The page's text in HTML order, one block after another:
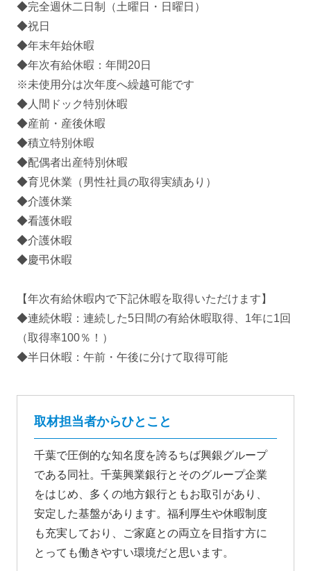
◆完全週休二日制（土曜日・日曜日）
◆祝日
◆年末年始休暇
◆年次有給休暇：年間20日
※未使用分は次年度へ繰越可能です
◆人間ドック特別休暇
◆産前・産後休暇
◆積立特別休暇
◆配偶者出産特別休暇
◆育児休業（男性社員の取得実績あり）
◆介護休業
◆看護休暇
◆介護休暇
◆慶弔休暇
【年次有給休暇内で下記休暇を取得いただけます】
◆連続休暇：連続した5日間の有給休暇取得、1年に1回
（取得率100％！）
◆半日休暇：午前・午後に分けて取得可能
取材担当者からひとこと
千葉で圧倒的な知名度を誇るちば興銀グループ
である同社。千葉興業銀行とそのグループ企業
をはじめ、多くの地方銀行ともお取引があり、
安定した基盤があります。福利厚生や休暇制度
も充実しており、ご家庭との両立を目指す方に
とっても働きやすい環境だと思います。